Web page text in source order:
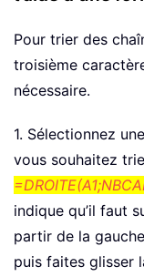
Pour trier des
troisième
nécessaire.
1. Sélectionnez
vous souhaitez
indique qu’il faut
partir de la
puis faites glisser